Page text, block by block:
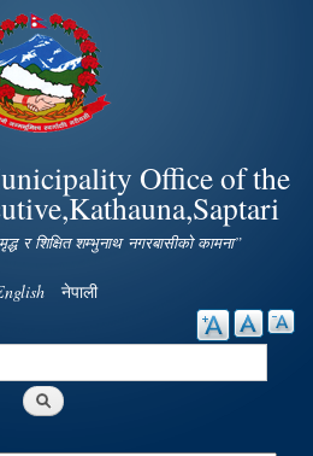
Office of the
र शिक्षित शम्भुनाथ नगरबासीको कामना”
नेपाली